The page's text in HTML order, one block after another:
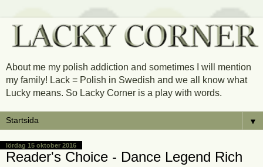
About me my polish addiction and sometimes I will mention
my family! Lack = Polish in Swedish and we all know what
Lucky means. So Lacky Corner is a play with words.
▼
lördag 15 oktober 2016
Reader's Choice - Dance Legend Rich